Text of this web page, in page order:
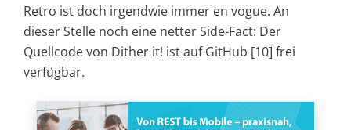
Retro ist doch irgendwie immer en vogue. An
dieser Stelle noch eine netter Side-Fact: Der
Quellcode von Dither it! ist auf GitHub [10] frei
verfügbar.